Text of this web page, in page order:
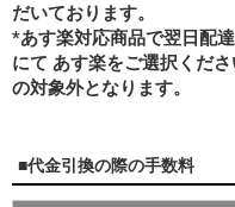
だいております。
*あす楽対応商品で翌日配
にて あす楽をご選択くだ
の対象外となります。
■代金引換の際の手数料